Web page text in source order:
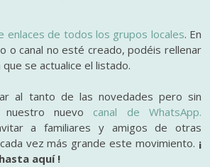
enlaces de todos los grupos locales. En
o canal no esté creado, podéis rellenar
que se actualice el listado.
al tanto de las novedades pero sin
nuestro nuevo canal de WhatsApp.
a familiares y amigos de otras
vez más grande este movimiento. ¡
aquí !